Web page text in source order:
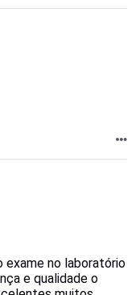
exame no laboratório
e qualidade o